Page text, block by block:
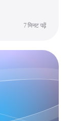
7 मिनट पढ़ें